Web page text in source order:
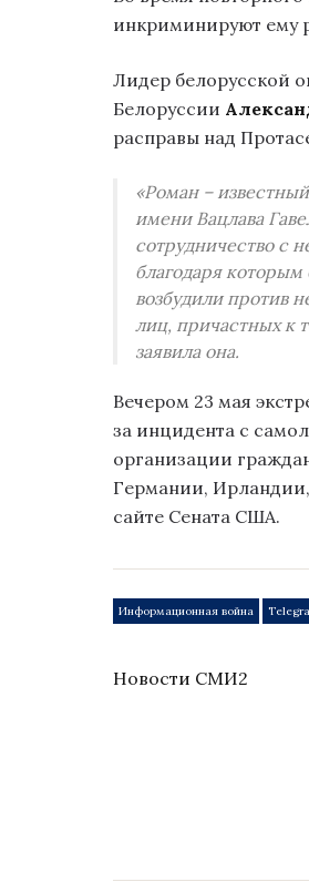
инкриминируют ему
Лидер белорусской
Белоруссии
расправы над
«Роман –
имени Вацлава
сотрудничество с
благодаря
возбудили против
лиц, причастных к
заявила она.
Вечером 23 мая
за инцидента с
организации
Германии,
сайте Сената США.
Информационная война
Новости СМИ2